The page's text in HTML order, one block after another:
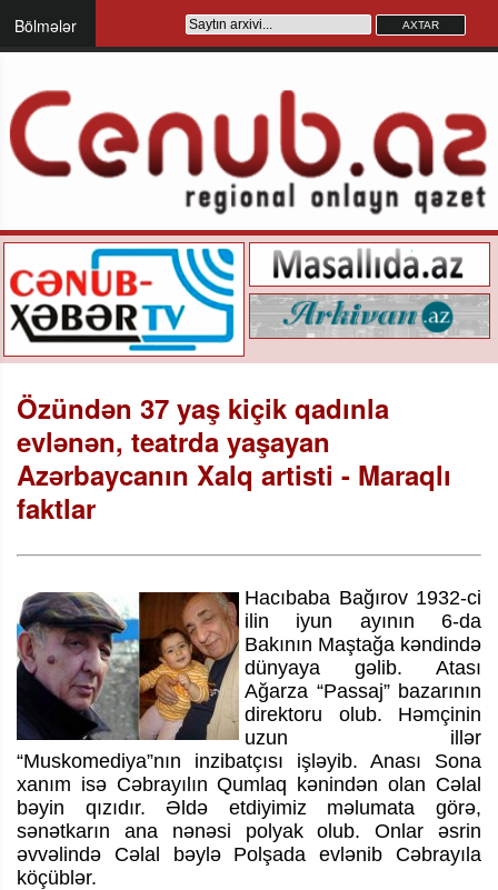
Bölmələr
Özündən 37 yaş kiçik qadınla
evlənən, teatrda yaşayan
Azərbaycanın Xalq artisti - Maraqlı
faktlar
Hacıbaba Bağırov 1932-ci
ilin iyun ayının 6-da
Bakının Maştağa kəndində
dünyaya gəlib. Atası
Ağarza “Passaj” bazarının
direktoru olub. Həmçinin
uzun illər
“Muskomediya”nın inzibatçısı işləyib. Anası Sona
xanım isə Cəbrayılın Qumlaq kənindən olan Cəlal
bəyin qızıdır. Əldə etdiyimiz məlumata görə,
sənətkarın ana nənəsi polyak olub. Onlar əsrin
əvvəlində Cəlal bəylə Polşada evlənib Cəbrayıla
köçüblər.